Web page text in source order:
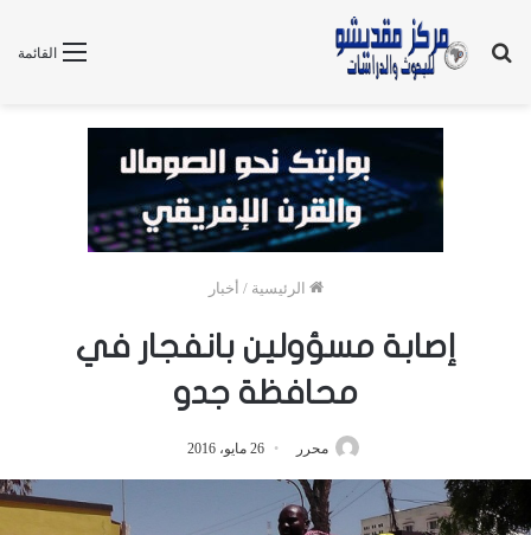
القائمة
بحث
الرئيسية / أخبار
إصابة مسؤولين بانفجار في
محافظة جدو
محرر 26 مايو، 2016